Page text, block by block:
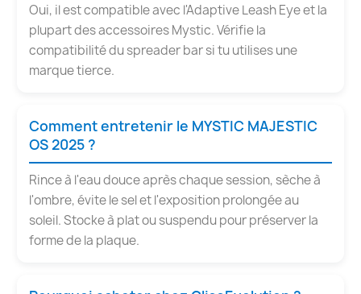
Oui, il est compatible avec l'Adaptive Leash Eye et la
plupart des accessoires Mystic. Vérifie la
compatibilité du spreader bar si tu utilises une
marque tierce.
Comment entretenir le MYSTIC MAJESTIC
OS 2025 ?
Rince à l'eau douce après chaque session, sèche à
l'ombre, évite le sel et l'exposition prolongée au
soleil. Stocke à plat ou suspendu pour préserver la
forme de la plaque.